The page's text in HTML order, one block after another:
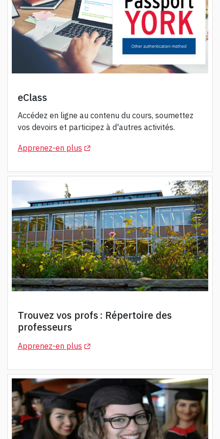
eClass
Accédez en ligne au contenu du cours, soumettez
vos devoirs et participez à d'autres activités.
Apprenez-en plus (Opens in a new tab)
Trouvez vos profs : Répertoire des
professeurs
Apprenez-en plus (Opens in a new tab)